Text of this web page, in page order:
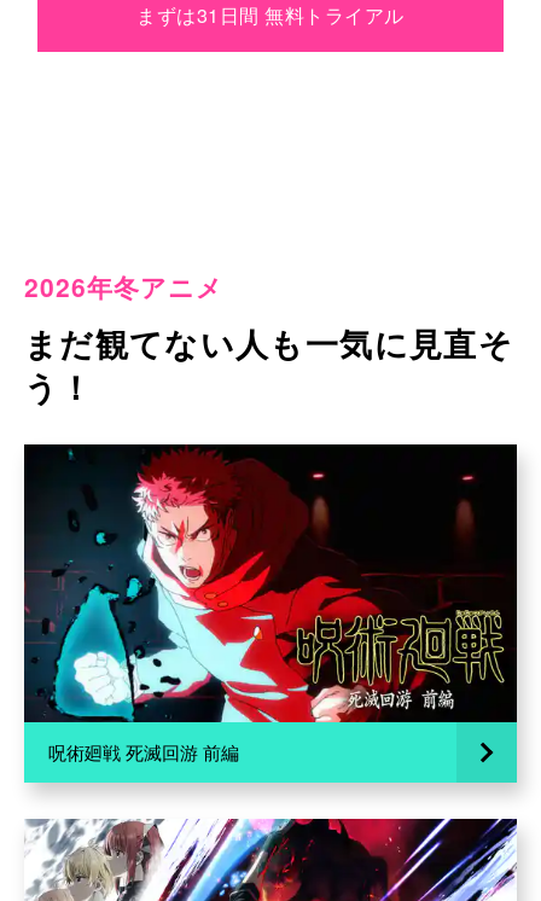
まずは31日間 無料トライアル
2026年冬アニメ
まだ観てない人も一気に見直そ
う！
呪術廻戦 死滅回游 前編